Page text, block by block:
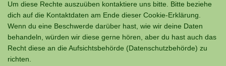
Um diese Rechte auszuüben kontaktiere uns bitte. Bitte beziehe
dich auf die Kontaktdaten am Ende dieser Cookie-Erklärung.
Wenn du eine Beschwerde darüber hast, wie wir deine Daten
behandeln, würden wir diese gerne hören, aber du hast auch das
Recht diese an die Aufsichtsbehörde (Datenschutzbehörde) zu
richten.